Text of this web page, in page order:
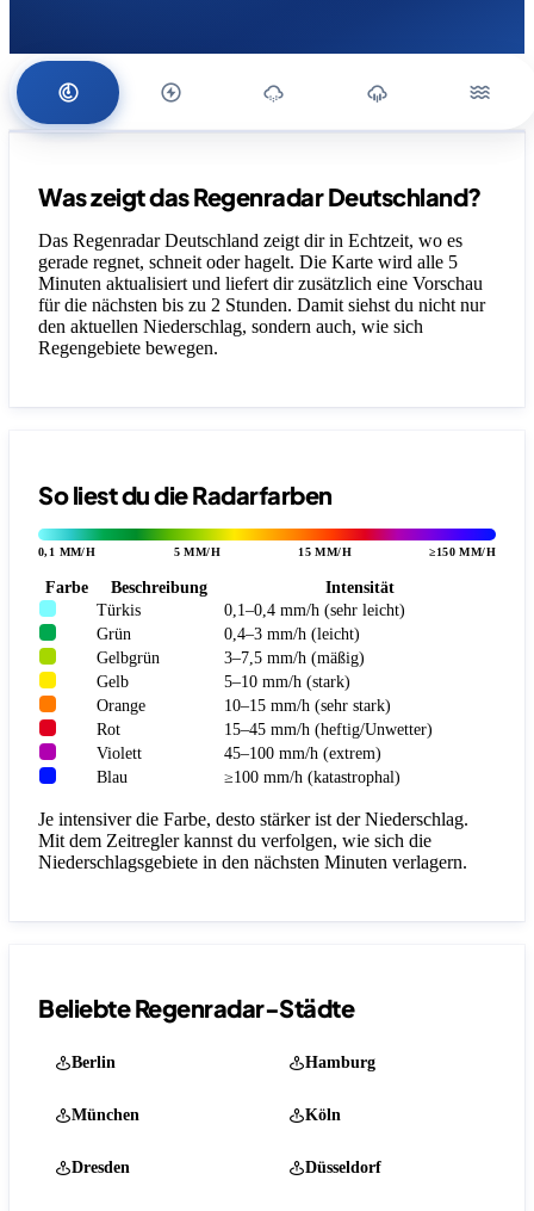
Was zeigt das Regenradar Deutschland?
Das Regenradar Deutschland zeigt dir in Echtzeit, wo es
gerade regnet, schneit oder hagelt. Die Karte wird alle 5
Minuten aktualisiert und liefert dir zusätzlich eine Vorschau
für die nächsten bis zu 2 Stunden. Damit siehst du nicht nur
den aktuellen Niederschlag, sondern auch, wie sich
Regengebiete bewegen.
So liest du die Radarfarben
0,1 MM/H 5 MM/H 15 MM/H ≥150 MM/H
Farbe Beschreibung
Intensität
Türkis
0,1–0,4 mm/h (sehr leicht)
Grün
0,4–3 mm/h (leicht)
Gelbgrün
3–7,5 mm/h (mäßig)
Gelb
5–10 mm/h (stark)
Orange
10–15 mm/h (sehr stark)
Rot
15–45 mm/h (heftig/Unwetter)
Violett
45–100 mm/h (extrem)
Blau
≥100 mm/h (katastrophal)
Je intensiver die Farbe, desto stärker ist der Niederschlag.
Mit dem Zeitregler kannst du verfolgen, wie sich die
Niederschlagsgebiete in den nächsten Minuten verlagern.
Beliebte Regenradar-Städte
Berlin Hamburg
München Köln
Dresden Düsseldorf